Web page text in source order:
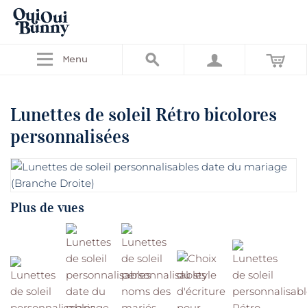
Menu
Lunettes de soleil Rétro bicolores
personnalisées
Plus de vues